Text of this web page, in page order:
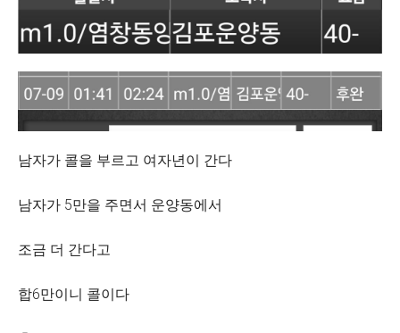
남자가 콜을 부르고 여자년이 간다
남자가 5만을 주면서 운양동에서
조금 더 간다고
합6만이니 콜이다